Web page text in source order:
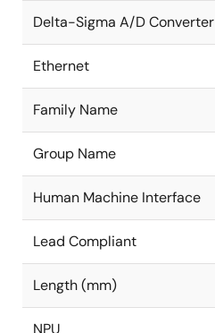
Delta-Sigma A/D Converter
Ethernet
Family Name
Group Name
Human Machine Interface
Lead Compliant
Length (mm)
NPU